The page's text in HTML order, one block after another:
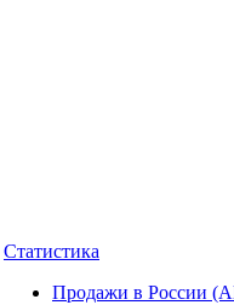
Статистика
Продажи в России